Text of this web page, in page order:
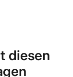
diesen